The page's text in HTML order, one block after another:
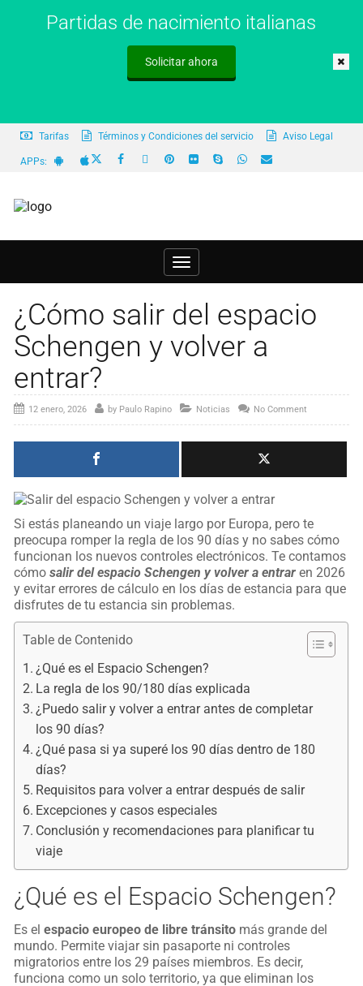
Partidas de nacimiento italianas
Solicitar ahora
Tarifas Términos y Condiciones del servicio Aviso Legal
APPs:
Toggle
navigation
¿Cómo salir del espacio
Schengen y volver a
entrar?
12 enero, 2026 by Paulo Rapino Noticias No Comment
Si estás planeando un viaje largo por Europa, pero te
preocupa romper la regla de los 90 días y no sabes cómo
funcionan los nuevos controles electrónicos. Te contamos
cómosalir del espacio Schengen y volver a entrar en 2026
y evitar errores de cálculo en los días de estancia para que
disfrutes de tu estancia sin problemas.
Table de Contenido
¿Qué es el Espacio Schengen?
La regla de los 90/180 días explicada
¿Puedo salir y volver a entrar antes de completar
los 90 días?
¿Qué pasa si ya superé los 90 días dentro de 180
días?
Requisitos para volver a entrar después de salir
Excepciones y casos especiales
Conclusión y recomendaciones para planificar tu
viaje
¿Qué es el Espacio Schengen?
Es elespacio europeo de libre tránsito más grande del
mundo. Permite viajar sin pasaporte ni controles
migratorios entre los 29 países miembros. Es decir,
funciona como un solo territorio, ya que eliminan los